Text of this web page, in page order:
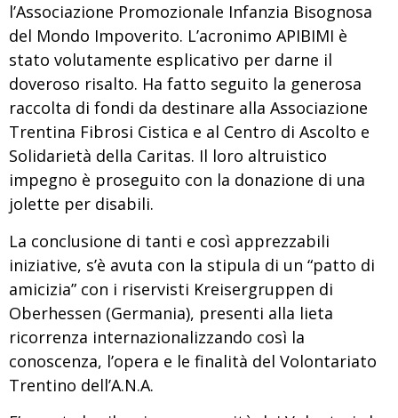
l’Associazione Promozionale Infanzia Bisognosa
del Mondo Impoverito. L’acronimo APIBIMI è
stato volutamente esplicativo per darne il
doveroso risalto. Ha fatto seguito la generosa
raccolta di fondi da destinare alla Associazione
Trentina Fibrosi Cistica e al Centro di Ascolto e
Solidarietà della Caritas. Il loro altruistico
impegno è proseguito con la donazione di una
jolette per disabili.
La conclusione di tanti e così apprezzabili
iniziative, s’è avuta con la stipula di un “patto di
amicizia” con i riservisti Kreisergruppen di
Oberhessen (Germania), presenti alla lieta
ricorrenza internazionalizzando così la
conoscenza, l’opera e le finalità del Volontariato
Trentino dell’A.N.A.